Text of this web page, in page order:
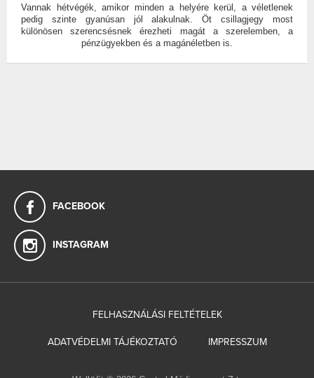
Vannak hétvégék, amikor minden a helyére kerül, a véletlenek
pedig szinte gyanúsan jól alakulnak. Öt csillagjegy most
különösen szerencsésnek érezheti magát a szerelemben, a
pénzügyekben és a magánéletben is.
FACEBOOK
INSTAGRAM
FELHASZNÁLÁSI FELTÉTELEK
ADATVÉDELMI TÁJÉKOZTATÓ IMPRESSZUM